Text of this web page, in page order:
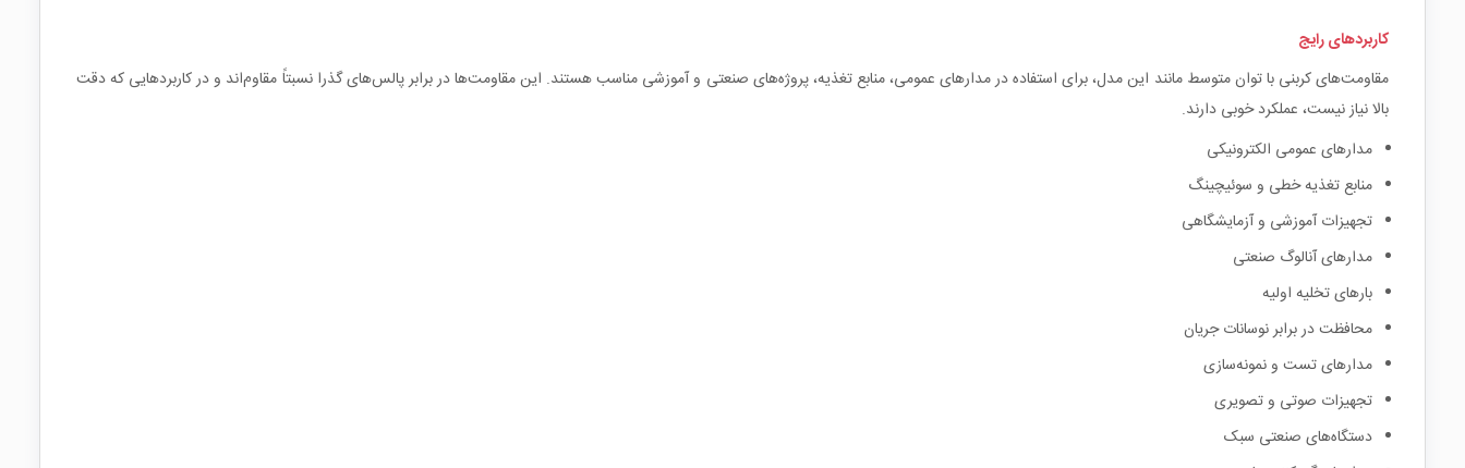
کاربردهای رایج
مقاومت‌های کربنی با توان متوسط مانند این مدل، برای استفاده در مدارهای عمومی، منابع تغذیه، پروژه‌های صنعتی و آموزشی مناسب هستند. این مقاومت‌ها در برابر پالس‌های گذرا نسبتاً مقاوم‌اند و در کاربردهایی که دقت
بالا نیاز نیست، عملکرد خوبی دارند.
مدارهای عمومی الکترونیکی
منابع تغذیه خطی و سوئیچینگ
تجهیزات آموزشی و آزمایشگاهی
مدارهای آنالوگ صنعتی
بارهای تخلیه اولیه
محافظت در برابر نوسانات جریان
مدارهای تست و نمونه‌سازی
تجهیزات صوتی و تصویری
دستگاه‌های صنعتی سبک